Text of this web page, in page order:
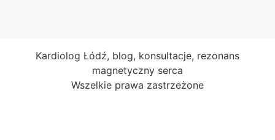
Kardiolog Łódź, blog, konsultacje, rezonans
magnetyczny serca
Wszelkie prawa zastrzeżone